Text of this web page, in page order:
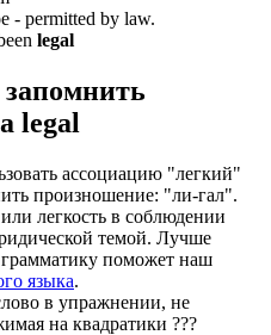
- permitted by law.
legal
legal
ассоциацию "легкий"
произношение: "ли-гал".
легкость в соблюдении
темой. Лучше
грамматику поможет наш
языка.
в упражнении, не
на квадратики ???